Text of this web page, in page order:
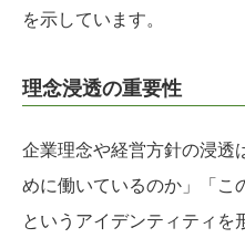
を示しています。
理念浸透の重要性
企業理念や経営方針の浸透
めに働いているのか」「こ
というアイデンティティを